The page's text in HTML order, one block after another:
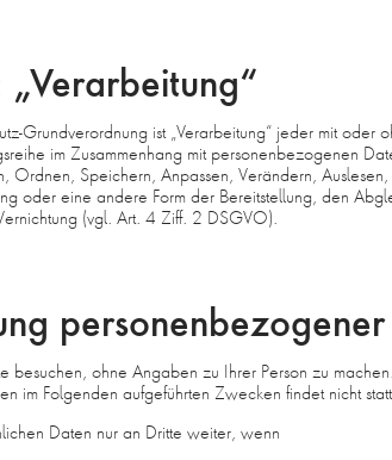
Grundverordnung ist „Verarbeitung“ jeder mit oder
im Zusammenhang mit personenbezogenen
Ordnen, Speichern, Anpassen, Verändern,
oder eine andere Form der Bereitstellung, den
(vgl. Art. 4 Ziff. 2 DSGVO).
personenbezogener
besuchen, ohne Angaben zu Ihrer Person zu
im Folgenden aufgeführten Zwecken findet nicht
Daten nur an Dritte weiter, wenn